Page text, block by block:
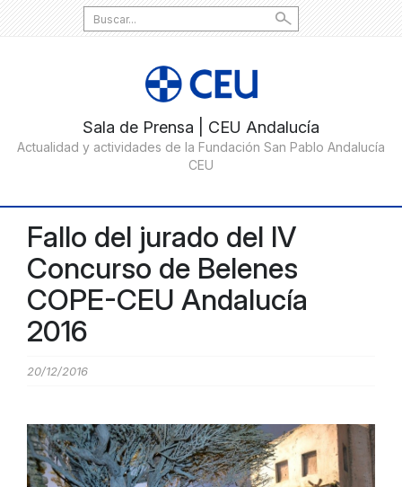
Search
for:
Fallo del jurado del IV
Concurso de Belenes
COPE-CEU Andalucía
2016
20/12/2016